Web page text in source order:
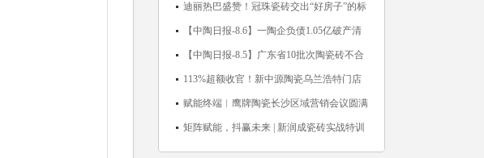
板的逆势密码
迪丽热巴盛赞！冠珠瓷砖交出“好房子”的标
准答卷
【中陶日报-8.6】一陶企负债1.05亿破产清
算；东鹏拟延长基金投资期限；工信部开展
建陶行业能效领跑者企业推荐工作
【中陶日报-8.5】广东省10批次陶瓷砖不合
格；科达购买特福国际股份申请未通过；蒙
娜丽莎5千万回购股份；建霖家居海外产能
突破18亿元
113%超额收官！新中源陶瓷乌兰浩特门店
周年活动圆满落幕
赋能终端︱鹰牌陶瓷长沙区域营销会议圆满
举行，共探渠道拓展与门店升级新路径
矩阵赋能，抖赢未来 | 新润成瓷砖实战特训
营成功举办，吹响品牌秋季营销冲锋号！